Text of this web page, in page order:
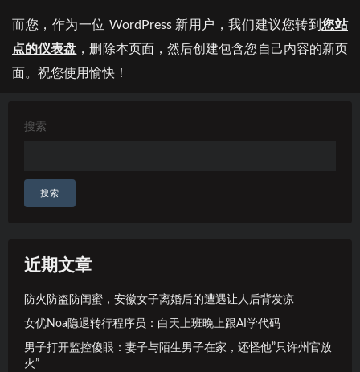
而您，作为一位 WordPress 新用户，我们建议您转到您站
点的仪表盘 ，删除本页面，然后创建包含您自己内容的新页
面。祝您使用愉快！
搜索
搜索
近期文章
防火防盗防闺蜜，安徽女子离婚后的遭遇让人后背发凉
女优Noa隐退转行程序员：白天上班晚上跟AI学代码
男子打开监控傻眼：妻子与陌生男子在家，还怪他”只许州官放
火”